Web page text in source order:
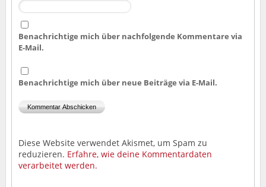
Benachrichtige mich über nachfolgende Kommentare via
E-Mail.
Benachrichtige mich über neue Beiträge via E-Mail.
Diese Website verwendet Akismet, um Spam zu
reduzieren. Erfahre, wie deine Kommentardaten
verarbeitet werden.